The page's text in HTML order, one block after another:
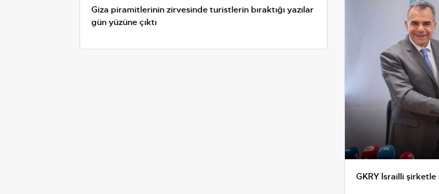
Giza piramitlerinin zirvesinde turistlerin bıraktığı yazılar
gün yüzüne çıktı
GKRY İsrailli şirketle